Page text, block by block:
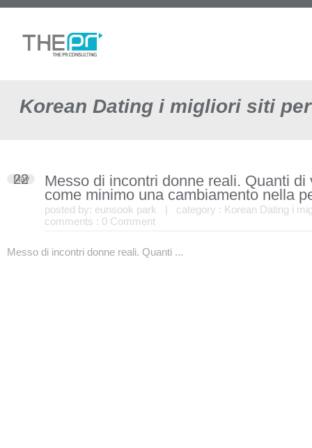
Korean Dating i migliori siti
22
May
Messo di incontri donne reali. Quanti di
come minimo una cambiamento nella
posted by: eunsook park | category : Korean Dating i
comments : 0 Comment
Messo di incontri donne reali. Quanti ...